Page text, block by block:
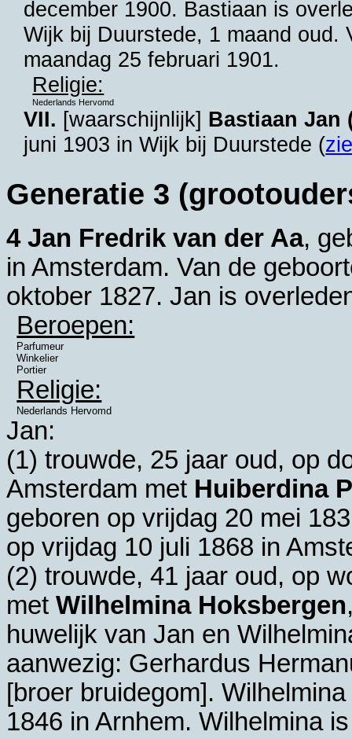
december 1900. Bastiaan is
Wijk bij Duurstede, 1 maand oud.
maandag 25 februari 1901.
Religie:
Nederlands Hervomd
VII. [waarschijnlijk] Bastiaan Jan
juni 1903 inWijk bij Duurstede (
Generatie 3
4 Jan Fredrik van der Aa,
in Amsterdam. Van de
oktober 1827. Jan is
Beroepen:
Parfumeur
Winkelier
Portier
Religie:
Nederlands Hervomd
Jan:
(1) trouwde, 25 jaar oud, op
Amsterdam met Huiberdina
geboren op vrijdag 20 mei
op vrijdag 10 juli 1868 in
(2) trouwde, 41 jaar oud, op
met Wilhelmina Hoksbergen
huwelijk van Jan en
aanwezig: Gerhardus
[broer bruidegom].
1846 in Arnhem. Wilhelmina